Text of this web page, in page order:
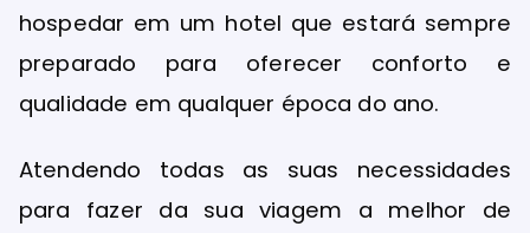
hospedar em um hotel que estará sempre
preparado para oferecer conforto e
qualidade em qualquer época do ano.
Atendendo todas as suas necessidades
para fazer da sua viagem a melhor de